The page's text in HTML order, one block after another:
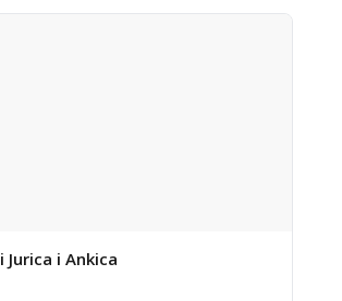
i Ankica